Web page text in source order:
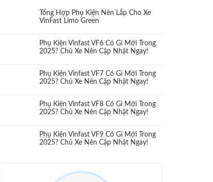
Tổng Hợp Phụ Kiện Nên Lắp Cho Xe
VinFast Limo Green
Phụ Kiện Vinfast VF6 Có Gì Mới Trong
2025? Chủ Xe Nên Cập Nhật Ngay!
Phụ Kiện Vinfast VF7 Có Gì Mới Trong
2025? Chủ Xe Nên Cập Nhật Ngay!
Phụ Kiện Vinfast VF8 Có Gì Mới Trong
2025? Chủ Xe Nên Cập Nhật Ngay!
Phụ Kiện Vinfast VF9 Có Gì Mới Trong
2025? Chủ Xe Nên Cập Nhật Ngay!